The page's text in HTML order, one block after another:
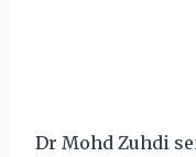
Dr Mohd Zuhdi